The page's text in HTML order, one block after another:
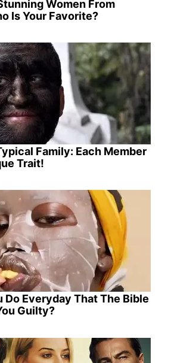
Women From
Is Your Favorite?
Family: Each Member
Trait!
Do Everyday That The Bible
Guilty?